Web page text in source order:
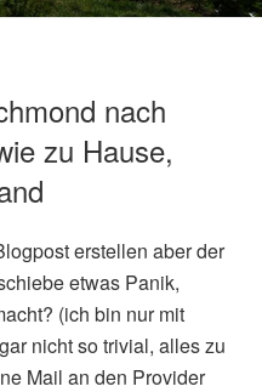
nach
zu Hause,
erstellen aber der
etwas Panik,
(ich bin nur mit
nicht so trivial, alles zu
Mail an den Provider